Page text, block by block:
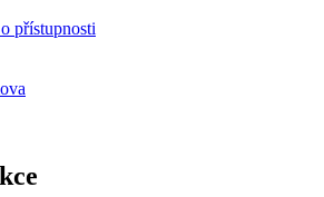
přístupnosti